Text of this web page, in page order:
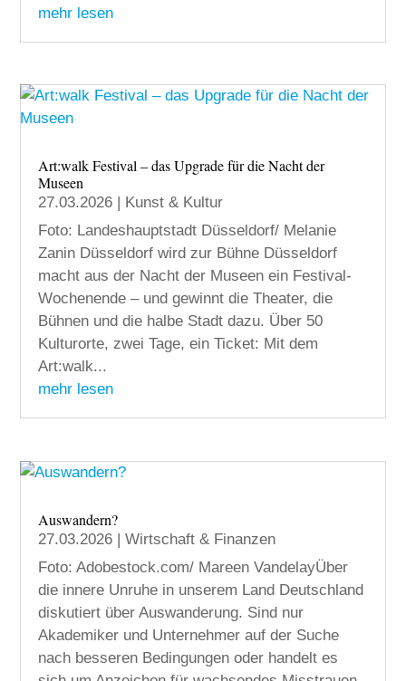
mehr lesen
Art:walk Festival – das Upgrade für die Nacht der
Museen
27.03.2026
Kunst & Kultur
Foto: Landeshauptstadt Düsseldorf/ Melanie
Zanin Düsseldorf wird zur Bühne Düsseldorf
macht aus der Nacht der Museen ein Festival-
Wochenende – und gewinnt die Theater, die
Bühnen und die halbe Stadt dazu. Über 50
Kulturorte, zwei Tage, ein Ticket: Mit dem
Art:walk...
mehr lesen
Auswandern?
27.03.2026 |Wirtschaft & Finanzen
Foto: Adobestock.com/ Mareen VandelayÜber
die innere Unruhe in unserem Land Deutschland
diskutiert über Auswanderung. Sind nur
Akademiker und Unternehmer auf der Suche
nach besseren Bedingungen oder handelt es